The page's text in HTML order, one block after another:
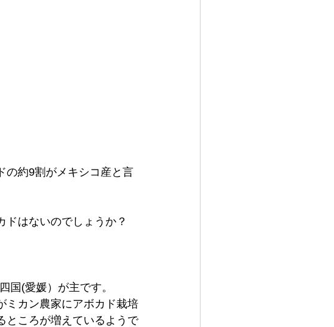
の約9割がメキシコ産と言
はないのでしょうか？
国(愛媛）が主です。
ミカン農家にアボカド栽培
ところが増えているようで